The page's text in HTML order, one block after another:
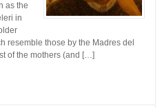
as the
in
resemble those by the Madres del
of the mothers (and […]